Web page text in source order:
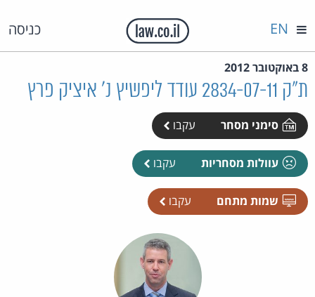
כניסה EN
8 באוקטובר 2012
ת"ק 2834-07-11 עודד ליפשיץ נ' איציק פרץ
סימני מסחר עקבו
עוולות מסחריות עקבו
שמות מתחם עקבו